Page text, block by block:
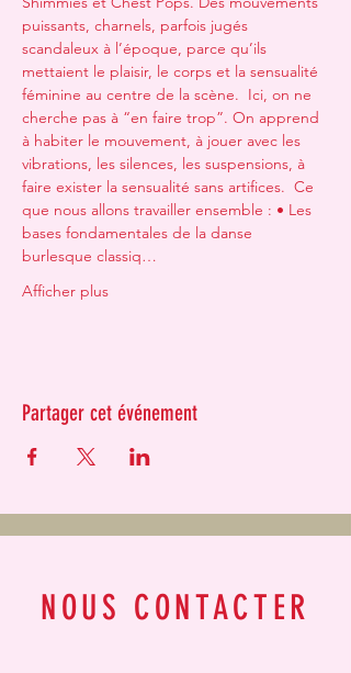
puissants, charnels, parfois jugés
scandaleux à l’époque, parce qu’ils
mettaient le plaisir, le corps et la sensualité
féminine au centre de la scène.  Ici, on ne
cherche pas à “en faire trop”. On apprend
à habiter le mouvement, à jouer avec les
vibrations, les silences, les suspensions, à
faire exister la sensualité sans artifices.  Ce
que nous allons travailler ensemble : • Les
bases fondamentales de la danse
burlesque classiq…
Afficher plus
Partager cet événement
NOUS CONTACTER